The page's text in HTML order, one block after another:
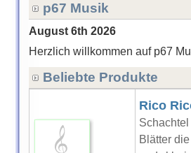
p67 Musik
August 6th 2026
Herzlich willkommen auf p67
Beliebte Produkte
Rico
Blätter